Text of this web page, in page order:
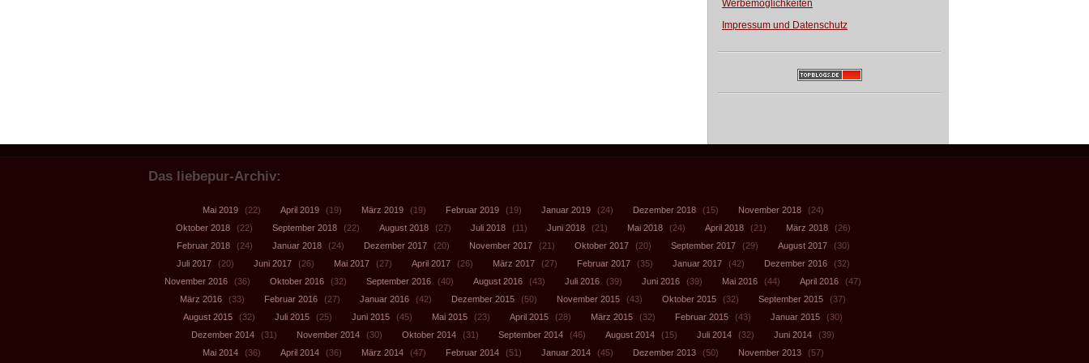
Werbemöglichkeiten
Impressum und Datenschutz
Das liebepur-Archiv:
Mai 2019 (22) April 2019 (19) März 2019 (19) Februar 2019 (19) Januar 2019 (24) Dezember 2018 (15) November 2018
(24)
Oktober 2018
(22) September 2018 (22) August 2018 (27) Juli 2018 (11) Juni 2018 (21) Mai 2018 (24) April 2018 (21) März 2018
(26)
Februar 2018
(24) Januar 2018 (24) Dezember 2017 (20) November 2017 (21) Oktober 2017 (20) September 2017 (29) August 2017
(30)
Juli 2017
(20) Juni 2017 (26) Mai 2017 (27) April 2017 (26) März 2017 (27) Februar 2017 (35) Januar 2017 (42) Dezember 2016
(32)
November 2016
(36) Oktober 2016 (32) September 2016 (40) August 2016 (43) Juli 2016 (39) Juni 2016 (39) Mai 2016 (44) April 2016
(47)
März 2016
(33) Februar 2016 (27) Januar 2016 (42) Dezember 2015 (50) November 2015 (43) Oktober 2015 (32) September 2015
(37)
August 2015
(32) Juli 2015 (25) Juni 2015 (45) Mai 2015 (23) April 2015 (28) März 2015 (32) Februar 2015 (43) Januar 2015
(30)
Dezember 2014
(31) November 2014 (30) Oktober 2014 (31) September 2014 (46) August 2014 (15) Juli 2014 (32) Juni 2014
(39)
Mai 2014
(36) April 2014 (36) März 2014 (47) Februar 2014 (51) Januar 2014 (45) Dezember 2013 (50) November 2013 (57)